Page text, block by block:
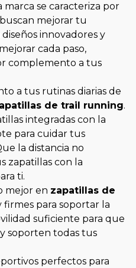
marca se caracteriza por
mejorar tu
innovadores y
cada paso,
complemento a tus
a tus rutinas diarias de
de trail running.
integradas con la
para cuidar tus
la distancia no
zapatillas con la
ti.
mejor en zapatillas de
firmes para soportar la
suficiente para que
soporten todas tus
perfectos para